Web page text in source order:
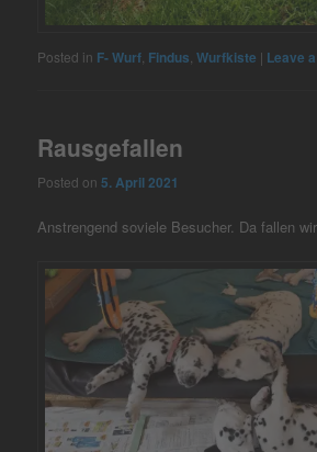
Posted in F- Wurf Findus ,Wurfkiste | Leave
Rausgefallen
Posted on5. April 2021
Anstrengend soviele Besucher. Da fallen